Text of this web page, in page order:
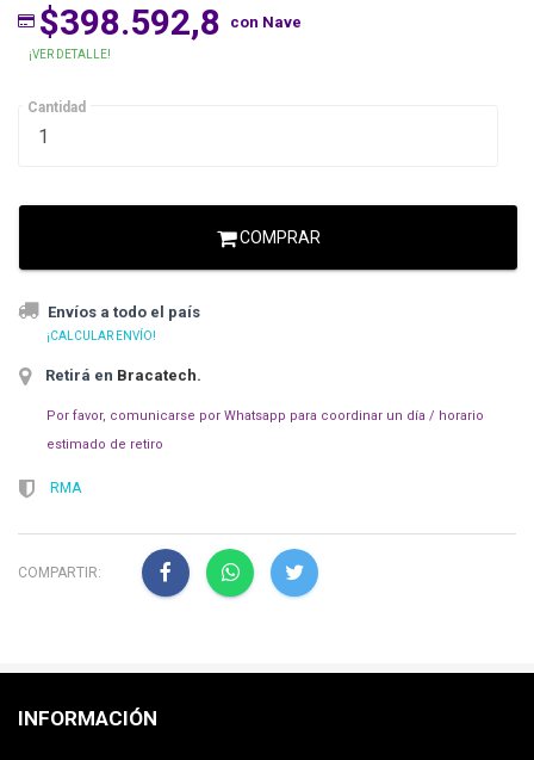
$398.592,8 con Nave
¡VER DETALLE!
Cantidad
COMPRAR
Envíos a todo el país
¡CALCULAR ENVÍO!
Retirá en Bracatech.
Por favor, comunicarse por Whatsapp para coordinar un día / horario
estimado de retiro
RMA
COMPARTIR:
INFORMACIÓN